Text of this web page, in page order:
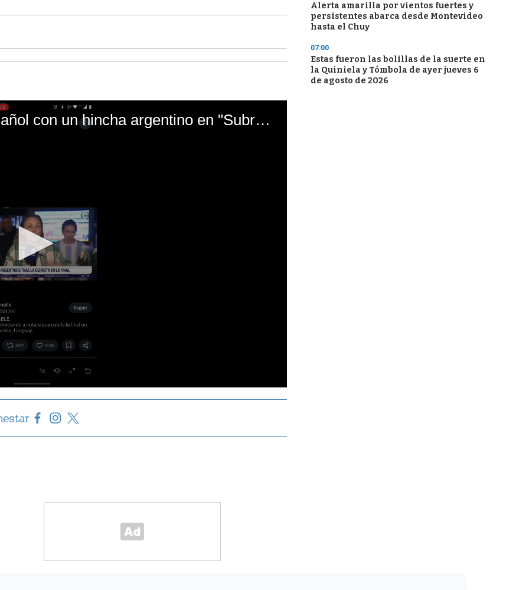
El mal momento de Yanina Gasañol con un hincha argentino en "Subrayado"
Alerta amarilla por vientos fuertes y
persistentes abarca desde Montevideo
hasta el Chuy
07:00
Estas fueron las bolillas de la suerte en
la Quiniela y Tómbola de ayer jueves 6
de agosto de 2026